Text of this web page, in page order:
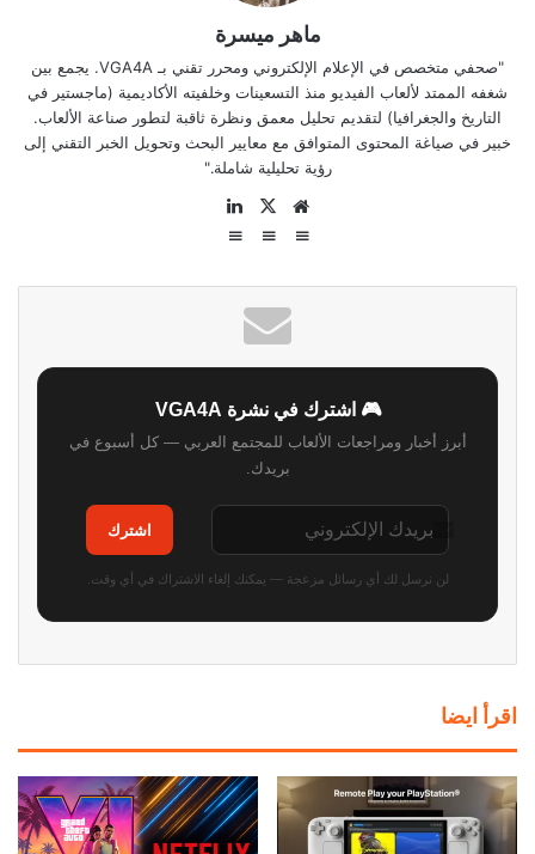
ماهر ميسرة
"صحفي متخصص في الإعلام الإلكتروني ومحرر تقني بـ VGA4A. يجمع بين
شغفه الممتد لألعاب الفيديو منذ التسعينات وخلفيته الأكاديمية (ماجستير في
التاريخ والجغرافيا) لتقديم تحليل معمق ونظرة ثاقبة لتطور صناعة الألعاب.
خبير في صياغة المحتوى المتوافق مع معايير البحث وتحويل الخبر التقني إلى
رؤية تحليلية شاملة."
موقع
‫X لينكدإن
🎮 اشترك في نشرة VGA4A
أبرز أخبار ومراجعات الألعاب للمجتمع العربي — كل أسبوع في
بريدك.
اشترك
لن نرسل لك أي رسائل مزعجة — يمكنك إلغاء الاشتراك في أي وقت.
اقرأ ايضا